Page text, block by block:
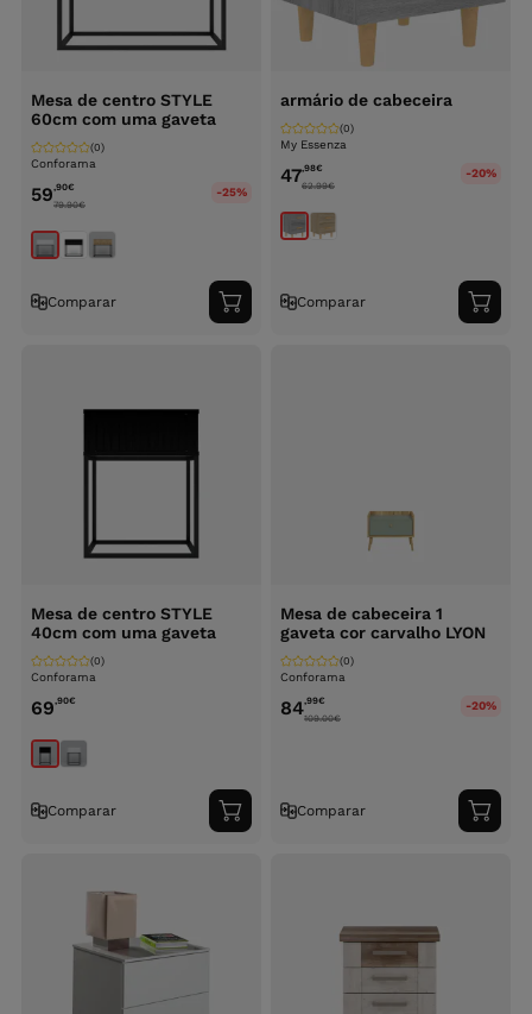
Mesa de centro STYLE
60cm com uma gaveta
Conforama
(0)
59,90€
79.90€
-25%
Comparar
Adicionar
ao
armário de cabeceira
My Essenza
(0)
47,98€
62.99€
-20%
Comparar
ao
Mesa de centro STYLE
40cm com uma gaveta
Conforama
(0)
69,90€
Comparar
Adicionar
ao
Mesa de cabeceira 1
gaveta cor carvalho LYON
Conforama
(0)
84,99€
109.00€
-20%
Comparar
ao